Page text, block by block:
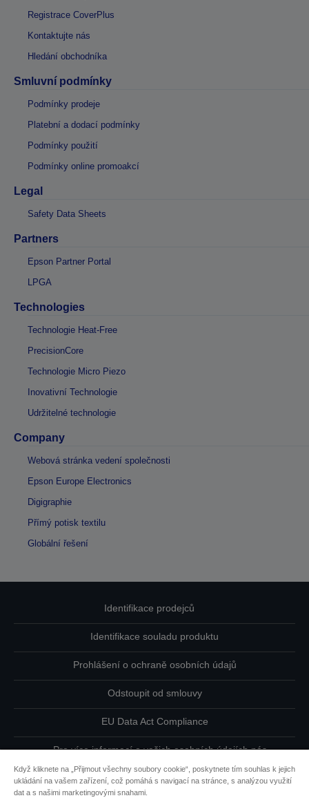
Registrace CoverPlus
Kontaktujte nás
Hledání obchodníka
Smluvní podmínky
Podmínky prodeje
Platební a dodací podmínky
Podmínky použití
Podmínky online promoakcí
Legal
Safety Data Sheets
Partners
Epson Partner Portal
LPGA
Technologies
Technologie Heat-Free
PrecisionCore
Technologie Micro Piezo
Inovativní Technologie
Udržitelné technologie
Company
Webová stránka vedení společnosti
Epson Europe Electronics
Digigraphie
Přímý potisk textilu
Globální řešení
Identifikace prodejců
Identifikace souladu produktu
Prohlášení o ochraně osobních údajů
Odstoupit od smlouvy
EU Data Act Compliance
Pro více informací o vašich osobních údajích nás
Informace o souborech cookie
Když kliknete na „Přijmout všechny soubory cookie“, poskytnete tím souhlas k jejich
ukládání na vašem zařízení, což pomáhá s navigací na stránce, s analýzou využití
dat a s našimi marketingovými snahami.